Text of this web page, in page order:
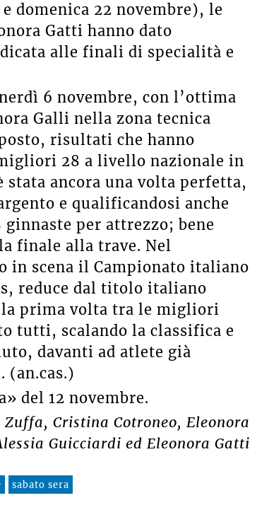
domenica 22 novembre), le
Gatti hanno dato
alle finali di specialità e
6 novembre, con l’ottima
Galli nella zona tecnica
risultati che hanno
28 a livello nazionale in
stata ancora una volta perfetta,
e qualificandosi anche
per attrezzo; bene
finale alla trave. Nel
in scena il Campionato italiano
reduce dal titolo italiano
la prima volta tra le migliori
tutti, scalando la classifica e
davanti ad atlete già
(an.cas.)
del 12 novembre.
Cristina Cotroneo, Eleonora
Guicciardi ed Eleonora Gatti
sabato sera